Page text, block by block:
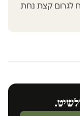
לגרום קצת נחת